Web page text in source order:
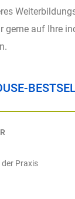
gerne auf Ihre
der Praxis